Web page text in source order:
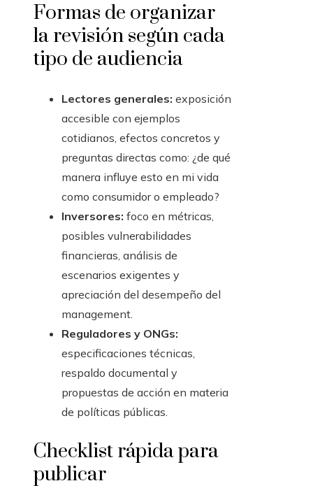
Formas de organizar
la revisión según cada
tipo de audiencia
Lectores generales: exposición
accesible con ejemplos
cotidianos, efectos concretos y
preguntas directas como: ¿de qué
manera influye esto en mi vida
como consumidor o empleado?
Inversores: foco en métricas,
posibles vulnerabilidades
financieras, análisis de
escenarios exigentes y
apreciación del desempeño del
management.
Reguladores y ONGs:
especificaciones técnicas,
respaldo documental y
propuestas de acción en materia
de políticas públicas.
Checklist rápida para
publicar